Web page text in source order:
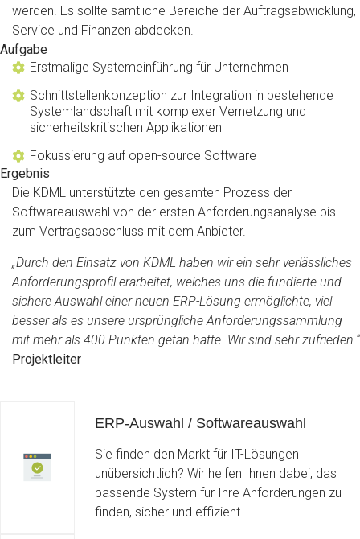
werden. Es sollte sämtliche Bereiche der Auftragsabwicklung,
Service und Finanzen abdecken.
Aufgabe
Erstmalige Systemeinführung für Unternehmen
Schnittstellenkonzeption zur Integration in bestehende
Systemlandschaft mit komplexer Vernetzung und
sicherheitskritischen Applikationen
Fokussierung auf open-source Software
Ergebnis
Die KDML unterstützte den gesamten Prozess der
Softwareauswahl von der ersten Anforderungsanalyse bis
zum Vertragsabschluss mit dem Anbieter.
„Durch den Einsatz von KDML haben wir ein sehr verlässliches
Anforderungsprofil erarbeitet, welches uns die fundierte und
sichere Auswahl einer neuen ERP-Lösung ermöglichte, viel
besser als es unsere ursprüngliche Anforderungssammlung
mit mehr als 400 Punkten getan hätte. Wir sind sehr zufrieden.“
Projektleiter
ERP-Auswahl / Softwareauswahl
Sie finden den Markt für IT-Lösungen
unübersichtlich? Wir helfen Ihnen dabei, das
passende System für Ihre Anforderungen zu
finden, sicher und effizient.